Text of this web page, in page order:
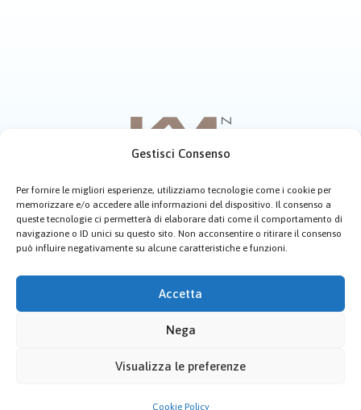
Gestisci Consenso
Per fornire le migliori esperienze, utilizziamo tecnologie come i cookie per
memorizzare e/o accedere alle informazioni del dispositivo. Il consenso a
queste tecnologie ci permetterà di elaborare dati come il comportamento di
navigazione o ID unici su questo sito. Non acconsentire o ritirare il consenso
può influire negativamente su alcune caratteristiche e funzioni.
Accetta
Nega
Visualizza le preferenze
Cookie Policy
Home Chi siamo Menù
Contatti
Cookie Policy (UE)
Copyright © 2026 Km Zero Castel di Tusa.
Creato da:Maurizio Alfieri